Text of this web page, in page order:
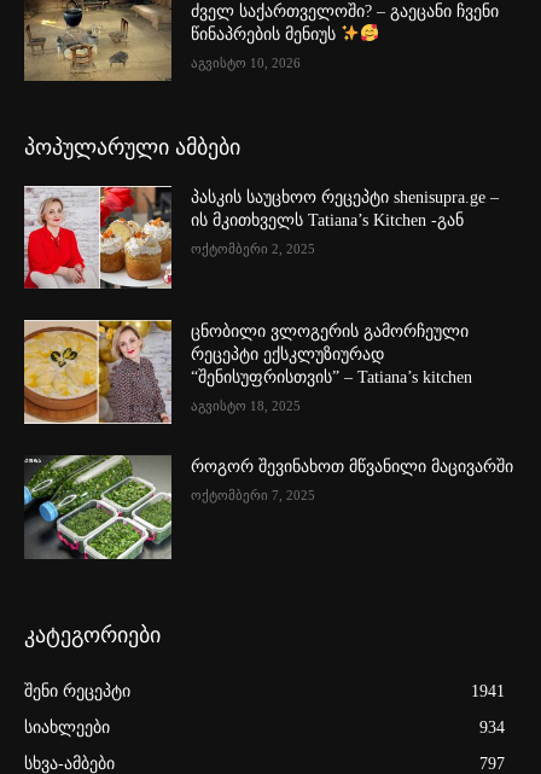
ძველ საქართველოში? – გაეცანი ჩვენი
წინაპრების მენიუს
აგვისტო 10, 2026
პოპულარული ამბები
პასკის საუცხოო რეცეპტი shenisupra.ge –
ის მკითხველს Tatiana’s Kitchen -გან
ოქტომბერი 2, 2025
ცნობილი ვლოგერის გამორჩეული
რეცეპტი ექსკლუზიურად
“შენისუფრისთვის” – Tatiana’s kitchen
აგვისტო 18, 2025
როგორ შევინახოთ მწვანილი მაცივარში
ოქტომბერი 7, 2025
კატეგორიები
შენი რეცეპტი
1941
სიახლეები
934
სხვა-ამბები
797